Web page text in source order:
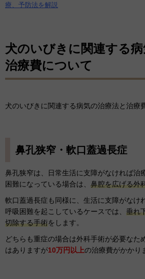
療、予防法を解説
犬のいびきに関連する病
治療費について
犬のいびきに関連する病気の治療法と治療
鼻孔狭窄・軟口蓋過長症
鼻孔狭窄は、日常生活に支障がなければ治
困難になっている場合は、 鼻腔を広げる外
軟口蓋過長症も同様に、生活に支障がなけ
呼吸困難を起こしているケースでは、 垂れ
切除する手術をします。
どちらも重症の場合は外科手術が必要なた
はありますが10万円以上の治療費がかかり